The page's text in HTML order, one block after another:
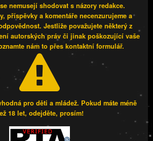
nemusejí shodovat s názory redakce.
příspěvky a komentáře necenzurujeme a
Jestliže považujete některý z
autorských práv či jinak poškozující vaše
nám to přes kontaktní formulář.
pro děti a mládež. Pokud máte méně
18 let, odejděte, prosím!